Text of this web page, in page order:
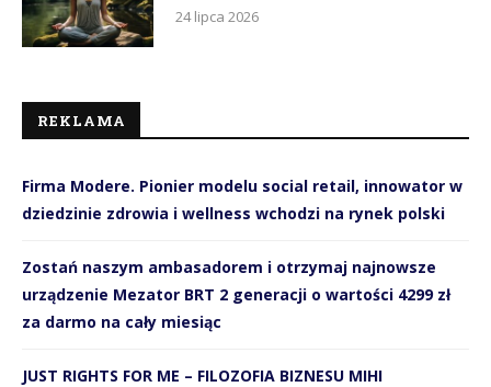
24 lipca 2026
REKLAMA
Firma Modere. Pionier modelu social retail, innowator w
dziedzinie zdrowia i wellness wchodzi na rynek polski
Zostań naszym ambasadorem i otrzymaj najnowsze
urządzenie Mezator BRT 2 generacji o wartości 4299 zł
za darmo na cały miesiąc
JUST RIGHTS FOR ME – FILOZOFIA BIZNESU MIHI